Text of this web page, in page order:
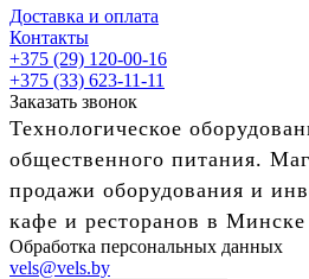
Доставка и оплата
Контакты
+375 (29) 120-00-16
+375 (33) 623-11-11
Заказать звонок
Технологическое
общественного питания.
продажи оборудования и
кафе и ресторанов в Минске
Обработка персональных данных
vels@vels.by